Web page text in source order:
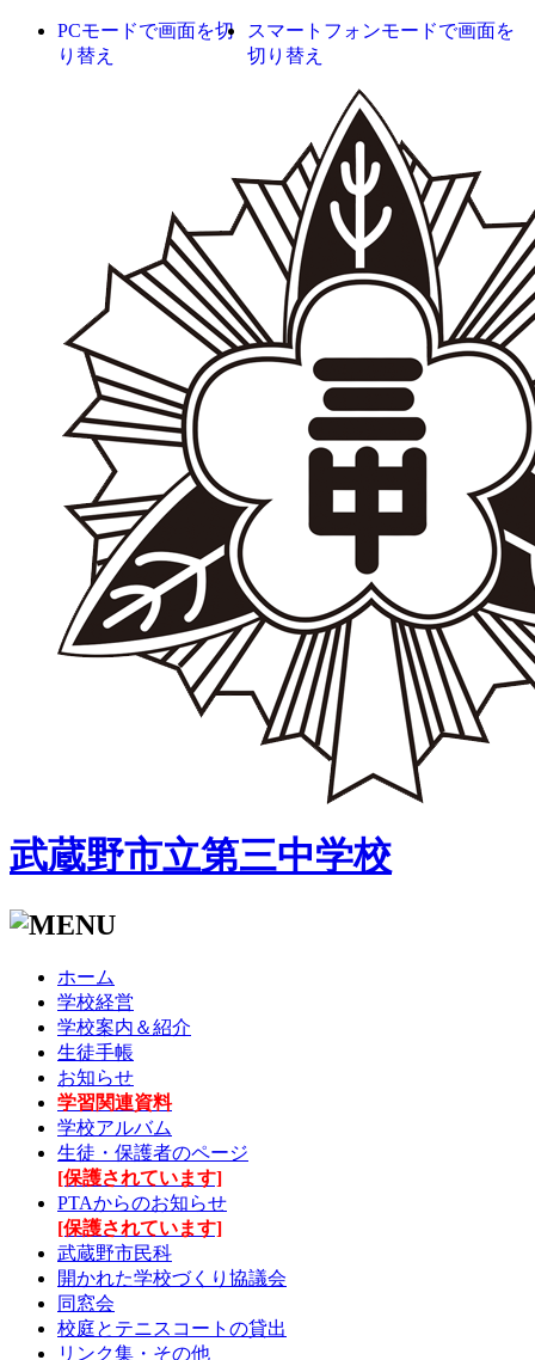
PCモードで画面を切
り替え
スマートフォンモードで画面を
切り替え
武蔵野市立第三中学校
ホーム
学校経営
学校案内＆紹介
生徒手帳
お知らせ
学習関連資料
学校アルバム
生徒・保護者のページ
[保護されています]
PTAからのお知らせ
[保護されています]
武蔵野市民科
開かれた学校づくり協議会
同窓会
校庭とテニスコートの貸出
リンク集・その他